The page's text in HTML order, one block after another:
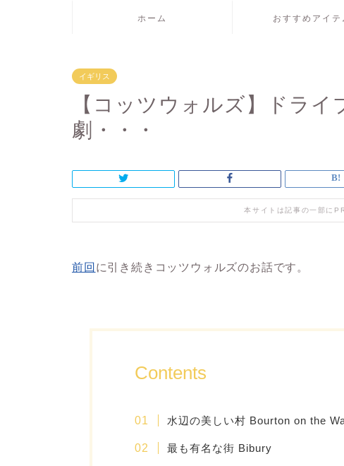
ホーム おすすめアイテ
イギリス
【コッツウォルズ】ドラ
劇・・・
本サイトは記事の一部に
前回 に引き続きコッツウォルズのお話です。
Contents
水辺の美しい村 Bourton on the
最も有名な街 Bibury